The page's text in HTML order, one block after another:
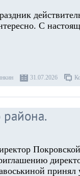
С
31.07.2026
принял